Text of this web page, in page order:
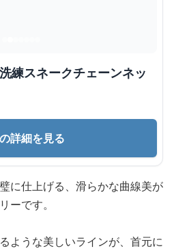
練スネークチェーンネッ
詳細を見る
に仕上げる、滑らかな曲線美が
ーです。
ような美しいラインが、首元に